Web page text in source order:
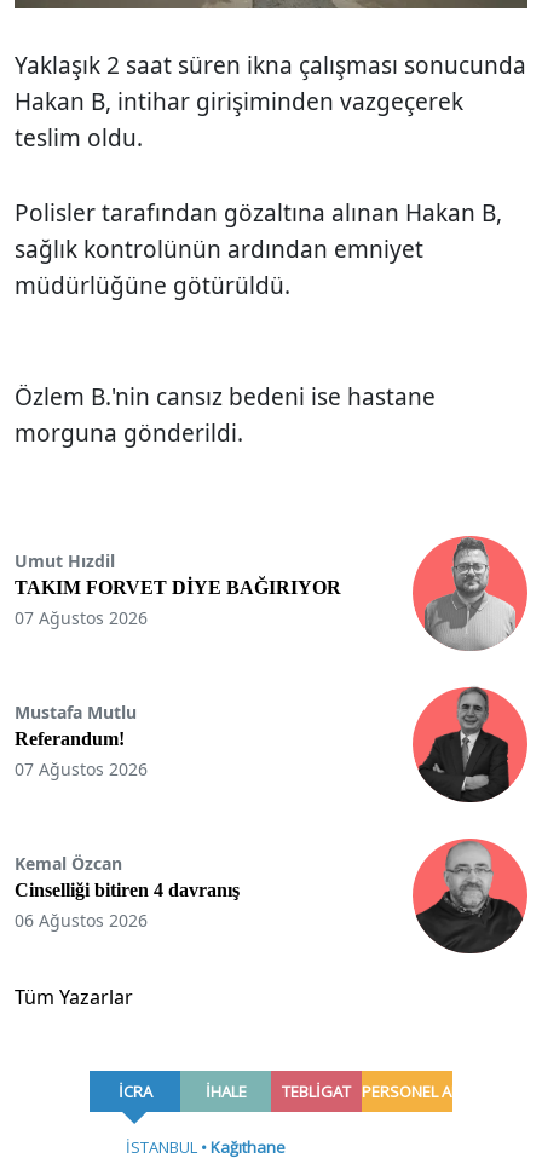
Yaklaşık 2 saat süren ikna çalışması sonucunda
Hakan B, intihar girişiminden vazgeçerek
teslim oldu.
Polisler tarafından gözaltına alınan Hakan B,
sağlık kontrolünün ardından emniyet
müdürlüğüne götürüldü.
Özlem B.'nin cansız bedeni ise hastane
morguna gönderildi.
Umut Hızdil
TAKIM FORVET DİYE BAĞIRIYOR
07 Ağustos 2026
Mustafa Mutlu
Referandum!
07 Ağustos 2026
Kemal Özcan
Cinselliği bitiren 4 davranış
06 Ağustos 2026
Tüm Yazarlar